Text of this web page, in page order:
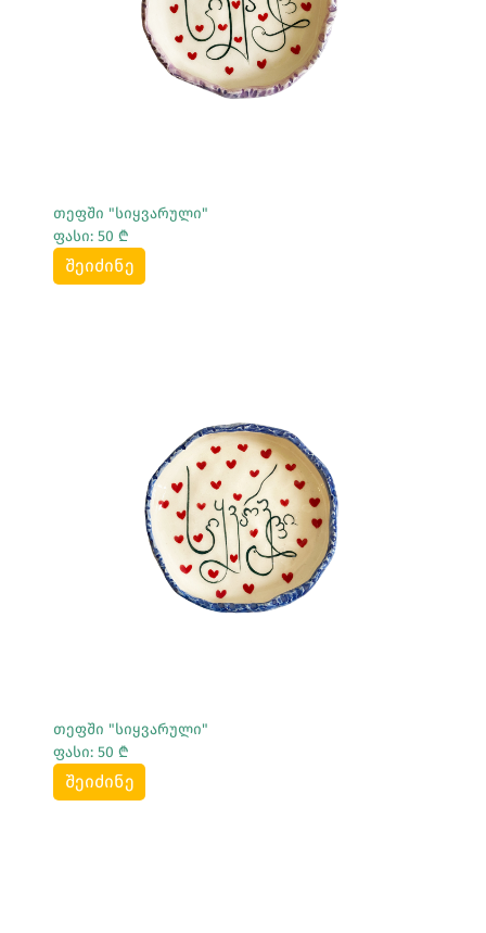
თეფში "სიყვარული"
ფასი: 50 ₾
შეიძინე
Სრულად Ნახვა
თეფში "სიყვარული"
ფასი: 50 ₾
შეიძინე